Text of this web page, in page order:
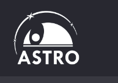
Saltar
al
contenido